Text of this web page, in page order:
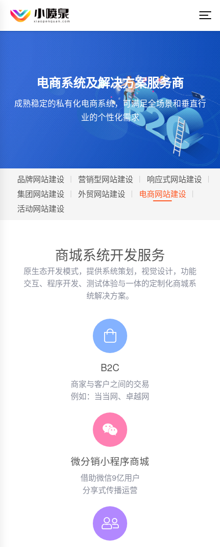
电商系统及解决方案服务商
成熟稳定的私有化电商系统，可满足全场景和垂直行
业的个性化需求
品牌网站建设 营销型网站建设
响应式网站建设
集团网站建设
外贸网站建设
电商网站建设
活动网站建设
商城系统开发服务
原生态开发模式，提供系统策划，视觉设计，功能
交互、程序开发、测试体验与一体的定制化商城系
统解决方案。
B2C
商家与客户之间的交易
例如：当当网、卓越网
微分销小程序商城
借助微信9亿用户
分享式传播运营